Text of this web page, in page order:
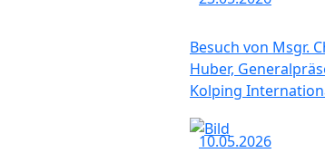
Besuch von Msgr.
Huber,
Kolping
10.05.2026